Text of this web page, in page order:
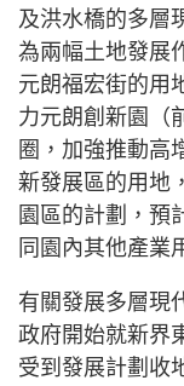
及洪水橋的多層
為兩幅土地發展
元朗福宏街的用
力元朗創新園（
圈，加強推動高
新發展區的用地
園區的計劃，預
同園內其他產業
有關發展多層現
政府開始就新界
受到發展計劃收